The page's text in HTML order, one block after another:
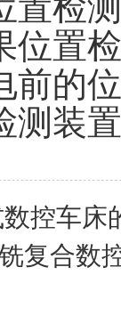
位置
前的
测装
控车床
复合数